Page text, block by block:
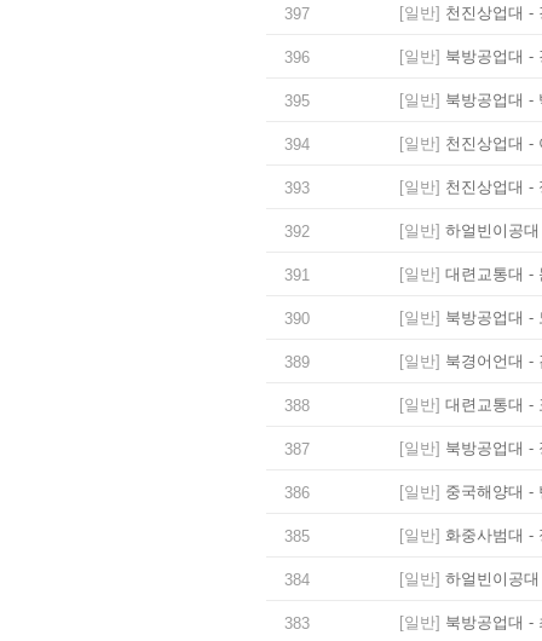
397 [일반] 천진상업대 -
396 [일반] 북방공업대 -
395 [일반] 북방공업대 -
394 [일반] 천진상업대 -
393 [일반] 천진상업대 -
392 [일반] 하얼빈이공
391 [일반] 대련교통대 -
390 [일반] 북방공업대 -
389 [일반] 북경어언대 -
388 [일반] 대련교통대 -
387 [일반] 북방공업대 -
386 [일반] 중국해양대 -
385 [일반] 화중사범대 -
384 [일반] 하얼빈이공
383 [일반] 북방공업대 -